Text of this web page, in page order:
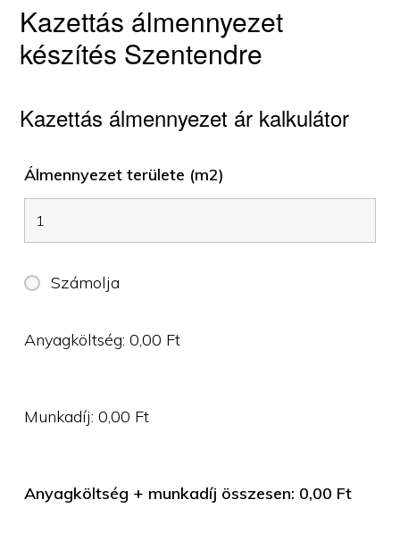
Kazettás álmennyezet
készítés Szentendre
Kazettás álmennyezet ár kalkulátor
Álmennyezet területe (m2)
Számolja
Anyagköltség:0,00 Ft
Munkadíj:0,00 Ft
Anyagköltség + munkadíj összesen: 0,00 Ft